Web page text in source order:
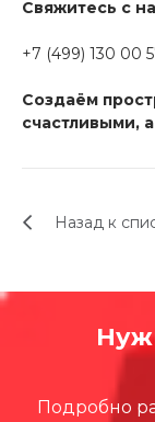
Свяжитесь с
+7 (499) 130 00
Создаём
счастливыми,
Назад к
Подробно